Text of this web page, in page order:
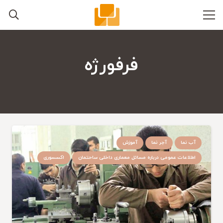
فرفورژه
آب نما آجر نما
آموزش
اطلاعات عمومی درباره مسائل معماری داخلی ساحتمان
اکسسوری